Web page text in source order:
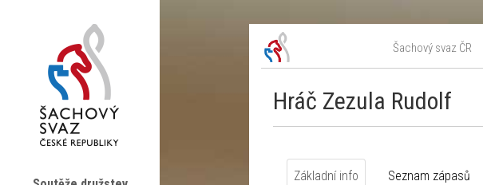
Šachový svaz ČR
Hráč Zezula Rudolf
Základní info Seznam zápasů